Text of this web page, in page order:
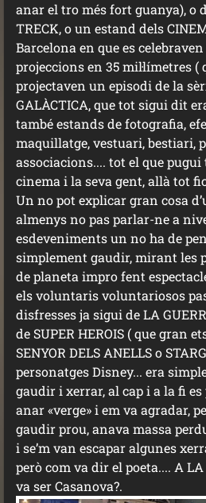
anar el tro més fort guanya), o
TRECK, o un estand dels
Barcelona en que es
projeccions en 35 mil·límetres (
projectaven un episodi de la
GALÀCTICA, que tot sigui dit
també estands de fotografia,
maquillatge, vestuari, bestiari,
associacions.... tot el que
cinema i la seva gent, allà tot
Un no pot explicar gran cosa
almenys no pas parlar-ne a
esdeveniments un no ha de
simplement gaudir, mirant les
de planeta impro fent
els voluntaris voluntariosos
disfresses ja sigui de LA
de SUPER HEROIS ( que gran
SENYOR DELS ANELLS o
personatges Disney... era
gaudir i xerrar, al cap i a la fi
anar «verge» i em va agradar,
gaudir prou, anava massa
i se’m van escapar algunes
però com va dir el poeta.... A LA
va ser Casanova?.